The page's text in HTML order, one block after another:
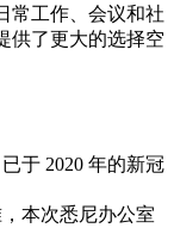
常工作、会议和社
供了更大的选择空
于 2020 年的新冠
本次悉尼办公室